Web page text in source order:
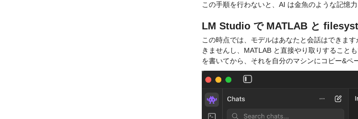
この手順を行わないと、AI は金魚のような記憶
LM Studio で MATLAB と
この時点では、モデルはあなたと会話はできま
きませんし、MATLAB と直接やり取りすること
を書いてから、それを自分のマシンにコピー&ペ